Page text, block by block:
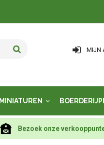
MIJN
MINIATUREN
Bezoek onze